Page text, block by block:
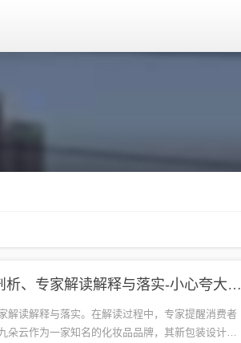
九朵云最新包装全面剖析、专家解读解释与落实​-小心夸大其辞
解读解释与落实。在解读过程中，专家提醒消费者
朵云作为一家知名的化妆品品牌，其新包装设计备